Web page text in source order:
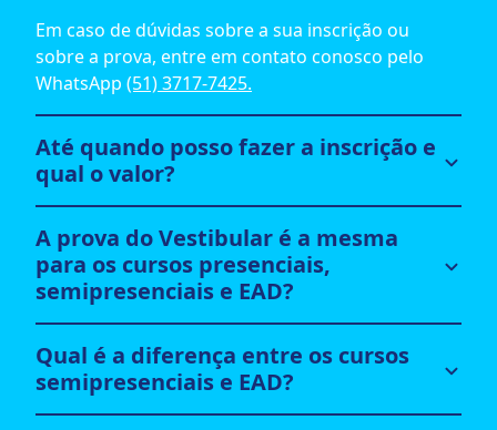
Em caso de dúvidas sobre a sua inscrição ou
sobre a prova, entre em contato conosco pelo
WhatsApp (51) 3717-7425.
Até quando posso fazer a inscrição e
qual o valor?
A prova do Vestibular é a mesma
para os cursos presenciais,
semipresenciais e EAD?
Qual é a diferença entre os cursos
semipresenciais e EAD?